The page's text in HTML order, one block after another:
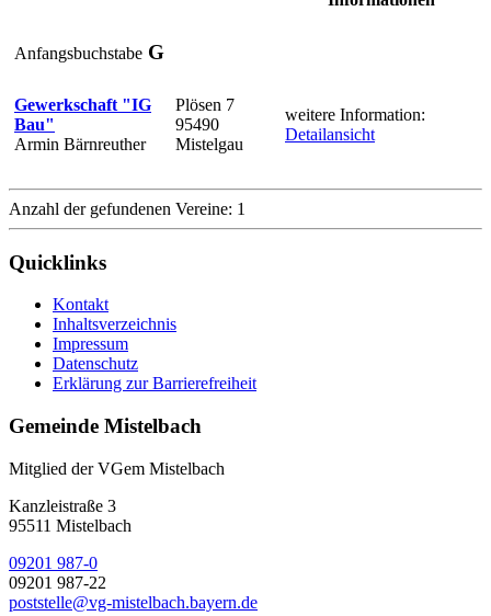
Anfangsbuchstabe G
Gewerkschaft "IG
Bau"
Armin Bärnreuther
Plösen 7
95490
Mistelgau
weitere Information:
Detailansicht
Anzahl der gefundenen Vereine: 1
Quicklinks
Kontakt
Inhaltsverzeichnis
Impressum
Datenschutz
Erklärung zur Barrierefreiheit
Gemeinde Mistelbach
Mitglied der VGem Mistelbach
Kanzleistraße 3
95511 Mistelbach
09201 987-0
09201 987-22
poststelle@vg-mistelbach.bayern.de